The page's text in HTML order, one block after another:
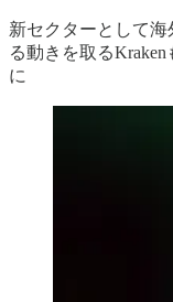
新セクターとして海
る動きを取る
に